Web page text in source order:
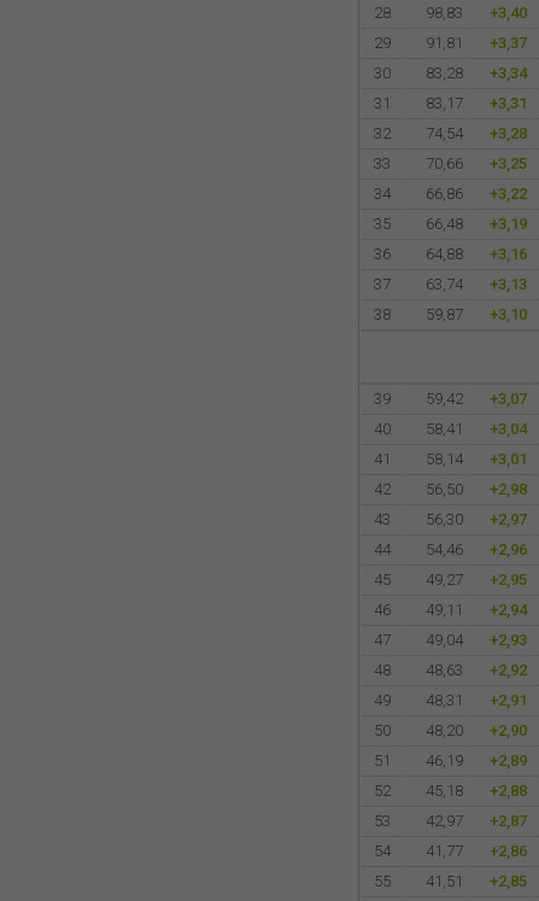
28
98,83 +3,40
29
91,81 +3,37
30
83,28 +3,34
31
83,17 +3,31
32
74,54 +3,28
33
70,66 +3,25
34
66,86 +3,22
35
66,48 +3,19
36
64,88 +3,16
37
63,74 +3,13
38
59,87 +3,10
39 59,42 +3,07
40
58,41 +3,04
41
58,14 +3,01
42
56,50 +2,98
43
56,30 +2,97
44
54,46 +2,96
45
49,27 +2,95
46
49,11 +2,94
47
49,04 +2,93
48
48,63 +2,92
49
48,31 +2,91
50
48,20 +2,90
51
46,19 +2,89
52
45,18 +2,88
53
42,97 +2,87
54
41,77 +2,86
55
41,51 +2,85